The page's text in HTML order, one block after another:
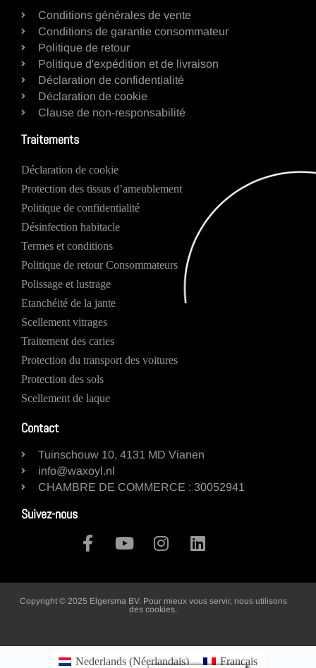
Conditions générales de vente
Conditions de garantie consommateur
Politique de retour
Politique d'expédition et de livraison
Déclaration de confidentialité
Déclaration de cookie
Clause de non-responsabilité
Traitements
Déclaration de cookie
Protection des tissus d’ameublement
Politique de confidentialité
Désinfection habitacle
Termes et conditions
Politique de retour Consommateurs
Polissage et lustrage
Etanchéité de la jante
Scellement vitrages
Traitement des caries
Protection du transport des voitures
Protection des sols
Scellement de laque
Contact
Tuinschouw 10, 4131 MD Vianen
info@waxoyl.nl
CHAMBRE DE COMMERCE : 30052941
Suivez-nous
Copyright © 2025 Elgersma BV. Pour mieux vous servir, nous utilisons
des cookies.
Nederlands (Néerlandais) Français